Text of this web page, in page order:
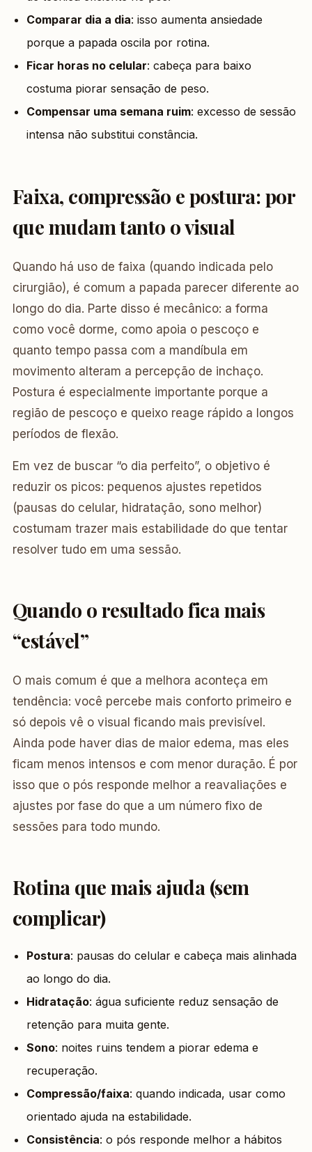
Comparar dia a dia: isso aumenta ansiedade
porque a papada oscila por rotina.
Ficar horas no celular: cabeça para baixo
costuma piorar sensação de peso.
Compensar uma semana ruim: excesso de sessão
intensa não substitui constância.
Faixa, compressão e postura: por
que mudam tanto o visual
Quando há uso de faixa (quando indicada pelo
cirurgião), é comum a papada parecer diferente ao
longo do dia. Parte disso é mecânico: a forma
como você dorme, como apoia o pescoço e
quanto tempo passa com a mandíbula em
movimento alteram a percepção de inchaço.
Postura é especialmente importante porque a
região de pescoço e queixo reage rápido a longos
períodos de flexão.
Em vez de buscar “o dia perfeito”, o objetivo é
reduzir os picos: pequenos ajustes repetidos
(pausas do celular, hidratação, sono melhor)
costumam trazer mais estabilidade do que tentar
resolver tudo em uma sessão.
Quando o resultado fica mais
“estável”
O mais comum é que a melhora aconteça em
tendência: você percebe mais conforto primeiro e
só depois vê o visual ficando mais previsível.
Ainda pode haver dias de maior edema, mas eles
ficam menos intensos e com menor duração. É por
isso que o pós responde melhor a reavaliações e
ajustes por fase do que a um número fixo de
sessões para todo mundo.
Rotina que mais ajuda (sem
complicar)
Postura: pausas do celular e cabeça mais alinhada
ao longo do dia.
Hidratação: água suficiente reduz sensação de
retenção para muita gente.
Sono: noites ruins tendem a piorar edema e
recuperação.
Compressão/faixa: quando indicada, usar como
orientado ajuda na estabilidade.
Consistência: o pós responde melhor a hábitos